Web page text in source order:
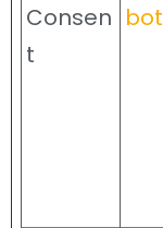
Consen
t
bot